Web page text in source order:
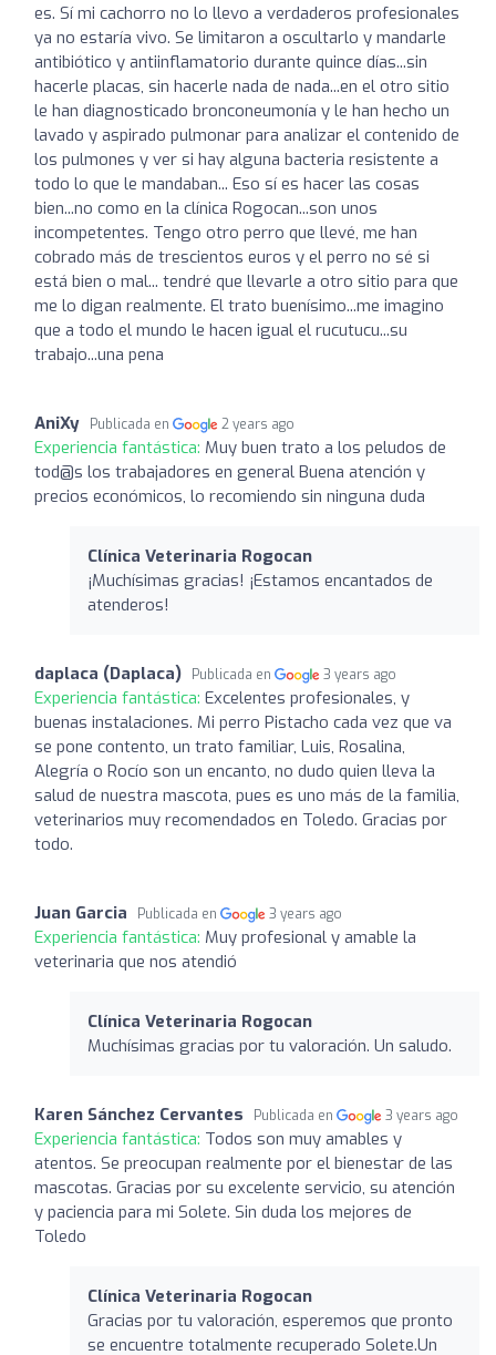
es. Sí mi cachorro no lo llevo a verdaderos profesionales
ya no estaría vivo. Se limitaron a oscultarlo y mandarle
antibiótico y antiinflamatorio durante quince días...sin
hacerle placas, sin hacerle nada de nada...en el otro sitio
le han diagnosticado bronconeumonía y le han hecho un
lavado y aspirado pulmonar para analizar el contenido de
los pulmones y ver si hay alguna bacteria resistente a
todo lo que le mandaban... Eso sí es hacer las cosas
bien...no como en la clínica Rogocan...son unos
incompetentes. Tengo otro perro que llevé, me han
cobrado más de trescientos euros y el perro no sé si
está bien o mal... tendré que llevarle a otro sitio para que
me lo digan realmente. El trato buenísimo...me imagino
que a todo el mundo le hacen igual el rucutucu...su
trabajo...una pena
AniXy Publicada en 2 years ago
Experiencia fantástica: Muy buen trato a los peludos de
tod@s los trabajadores en general Buena atención y
precios económicos, lo recomiendo sin ninguna duda
Clínica Veterinaria Rogocan
¡Muchísimas gracias! ¡Estamos encantados de
atenderos!
daplaca (Daplaca) Publicada en 3 years ago
Experiencia fantástica: Excelentes profesionales, y
buenas instalaciones. Mi perro Pistacho cada vez que va
se pone contento, un trato familiar, Luis, Rosalina,
Alegría o Rocío son un encanto, no dudo quien lleva la
salud de nuestra mascota, pues es uno más de la familia,
veterinarios muy recomendados en Toledo. Gracias por
todo.
Juan Garcia Publicada en 3 years ago
Experiencia fantástica: Muy profesional y amable la
veterinaria que nos atendió
Clínica Veterinaria Rogocan
Muchísimas gracias por tu valoración. Un saludo.
Karen Sánchez Cervantes Publicada en 3 years ago
Experiencia fantástica: Todos son muy amables y
atentos. Se preocupan realmente por el bienestar de las
mascotas. Gracias por su excelente servicio, su atención
y paciencia para mi Solete. Sin duda los mejores de
Toledo
Clínica Veterinaria Rogocan
Gracias por tu valoración, esperemos que pronto
se encuentre totalmente recuperado Solete.Un